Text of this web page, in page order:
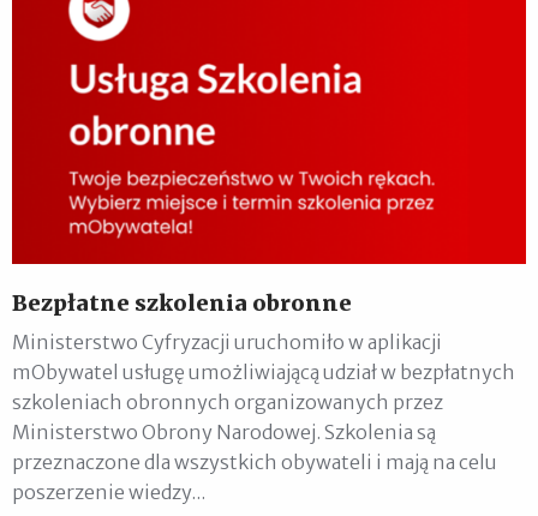
Bezpłatne szkolenia obronne
Ministerstwo Cyfryzacji uruchomiło w aplikacji
mObywatel usługę umożliwiającą udział w bezpłatnych
szkoleniach obronnych organizowanych przez
Ministerstwo Obrony Narodowej. Szkolenia są
przeznaczone dla wszystkich obywateli i mają na celu
poszerzenie wiedzy...